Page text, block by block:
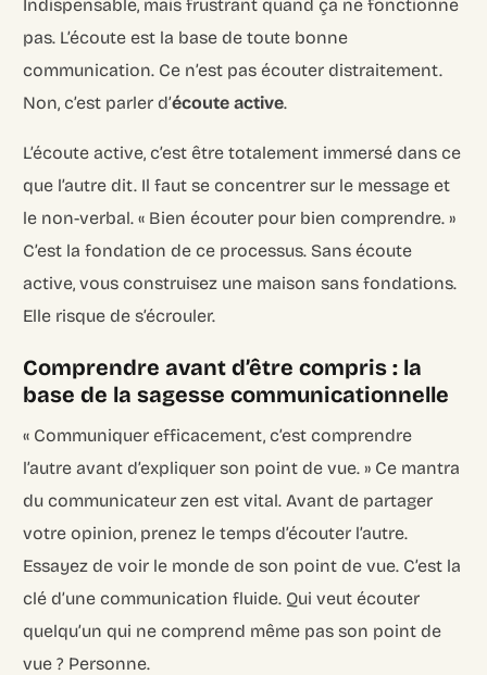
Indispensable, mais frustrant quand ça ne fonctionne
pas. L’écoute est la base de toute bonne
communication. Ce n’est pas écouter distraitement.
Non, c’est parler d’écoute active.
L’écoute active, c’est être totalement immersé dans ce
que l’autre dit. Il faut se concentrer sur le message et
le non-verbal. « Bien écouter pour bien comprendre. »
C’est la fondation de ce processus. Sans écoute
active, vous construisez une maison sans fondations.
Elle risque de s’écrouler.
Comprendre avant d’être compris : la
base de la sagesse communicationnelle
« Communiquer efficacement, c’est comprendre
l’autre avant d’expliquer son point de vue. » Ce mantra
du communicateur zen est vital. Avant de partager
votre opinion, prenez le temps d’écouter l’autre.
Essayez de voir le monde de son point de vue. C’est la
clé d’une communication fluide. Qui veut écouter
quelqu’un qui ne comprend même pas son point de
vue ? Personne.